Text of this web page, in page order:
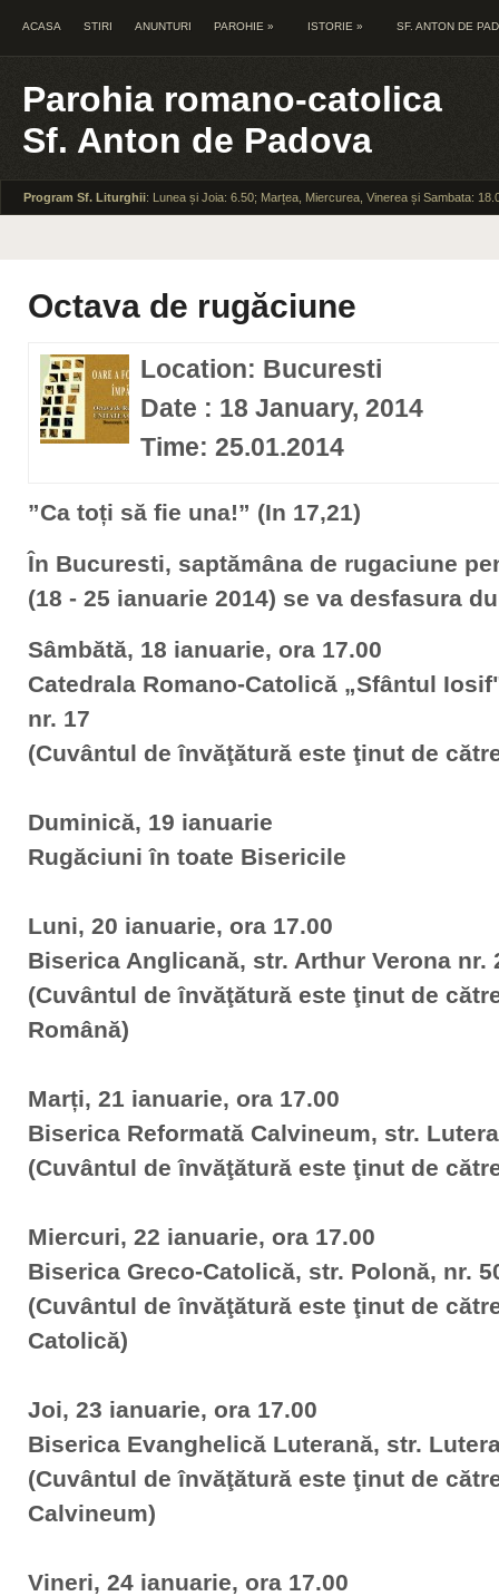
ACASA STIRI ANUNTURI PAROHIE » ISTORIE » SF. ANTON DE
Parohia romano-catolica
Sf. Anton de Padova
Program Sf. Liturghii: Lunea și Joia: 6.50; Marțea, Miercurea, Vinerea și Sambata:
Octava de rugăciune
Location: Bucuresti
Date : 18 January, 2014
Time: 25.01.2014
”Ca toți să fie una!” (In 17,21)
În Bucuresti, saptămâna de rugaciune
(18 - 25 ianuarie 2014) se va desfasura
Sâmbătă, 18 ianuarie, ora 17.00
Catedrala Romano-Catolică „Sfântul
nr. 17
(Cuvântul de învăţătură este ţinut de
Duminică, 19 ianuarie
Rugăciuni în toate Bisericile
Luni, 20 ianuarie, ora 17.00
Biserica Anglicană, str. Arthur Verona nr.
(Cuvântul de învăţătură este ţinut de
Română)
Marți, 21 ianuarie, ora 17.00
Biserica Reformată Calvineum, str.
(Cuvântul de învăţătură este ţinut de
Miercuri, 22 ianuarie, ora 17.00
Biserica Greco-Catolică, str. Polonă, nr.
(Cuvântul de învăţătură este ţinut de
Catolică)
Joi, 23 ianuarie, ora 17.00
Biserica Evanghelică Luterană, str.
(Cuvântul de învăţătură este ţinut de
Calvineum)
Vineri, 24 ianuarie, ora 17.00